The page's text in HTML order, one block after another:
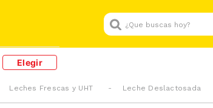
¿Que buscas hoy?
Elegir
Leches Frescas y UHT Leche Deslactosada